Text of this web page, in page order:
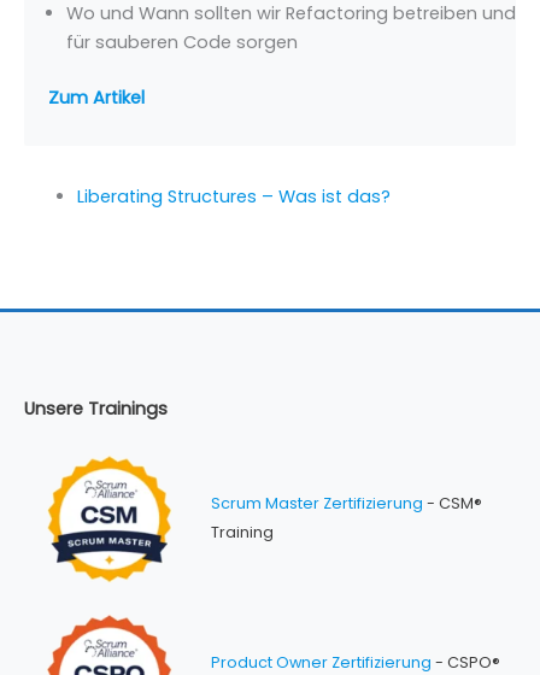
Wo und Wann sollten wir Refactoring betreiben und
für sauberen Code sorgen
Zum Artikel
Liberating Structures – Was ist das?
Unsere Trainings
Scrum Master Zertifizierung - CSM®
Training
Product Owner Zertifizierung - CSPO®